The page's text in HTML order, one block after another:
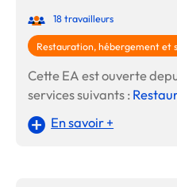
18 travailleurs
Restauration, hébergement et
Cette EA est ouverte
services suivants :
En savoir +